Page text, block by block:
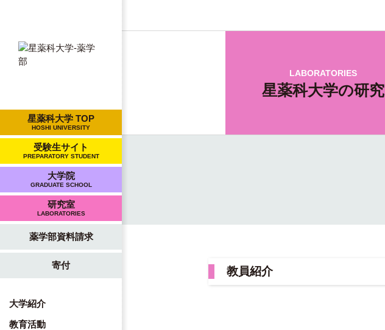
星薬科大学 TOP
HOSHI UNIVERSITY
受験生サイト
PREPARATORY STUDENT
大学院
GRADUATE SCHOOL
研究室
LABORATORIES
薬学部資料請求
寄付
大学紹介
教育活動
LABORATORIES
星薬科大学の研究
教員紹介